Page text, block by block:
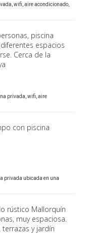
wifi, aire acondicionado,
piscina
espacios
Cerca de la
privada, wifi, aire
con piscina
privada ubicada en una
rústico Mallorquín
muy espaciosa.
terrazas y jardín